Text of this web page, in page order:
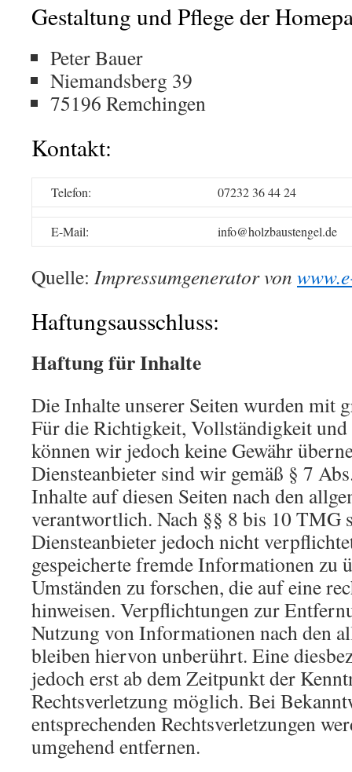
Gestaltung und Pflege der
Peter Bauer
Niemandsberg 39
75196 Remchingen
Kontakt:
Telefon: 07232 36 44 24
E-Mail: info@holzbaustengel.de
Quelle: Impressumgenerator von
Haftungsausschluss:
Haftung für Inhalte
Die Inhalte unserer Seiten wurden mit
Für die Richtigkeit, Vollständigkeit
können wir jedoch keine Gewähr
Diensteanbieter sind wir gemäß § 7
Inhalte auf diesen Seiten nach den
verantwortlich. Nach §§ 8 bis 10 TMG
Diensteanbieter jedoch nicht
gespeicherte fremde Informationen zu
Umständen zu forschen, die auf eine
hinweisen. Verpflichtungen zur
Nutzung von Informationen nach den
bleiben hiervon unberührt. Eine
jedoch erst ab dem Zeitpunkt der
Rechtsverletzung möglich. Bei
entsprechenden Rechtsverletzungen
umgehend entfernen.